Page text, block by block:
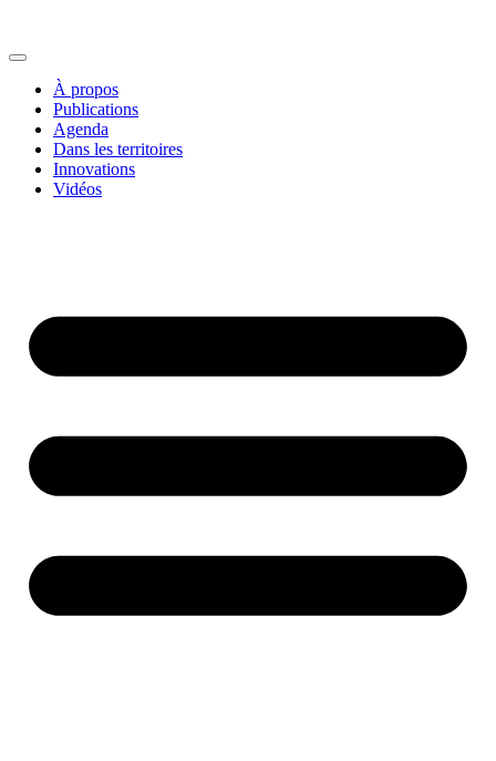
À propos
Publications
Agenda
Dans les territoires
Innovations
Vidéos